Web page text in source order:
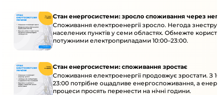
Стан енергосистеми: зросло споживання через
Споживання електроенергії зросло. Негода
населених пунктів у семи областях. Обмежте
потужними електроприладами 10:00–23:00.
Стан енергосистеми: споживання зростає
Споживання електроенергії продовжує зростати. З
23:00 потрібне ощадливе енергоспоживання, а
процеси просять перенести на нічні години.